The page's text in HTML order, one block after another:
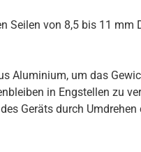
Seilen von 8,5 bis 11 mm
Aluminium, um das
in Engstellen zu
Geräts durch